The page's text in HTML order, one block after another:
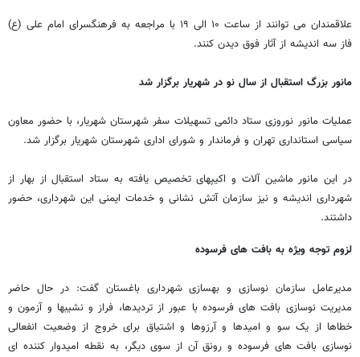
علاقمندان می توانند از ساعت ۱۰ الی ۱۹ با مراجعه به فرهنگسرای امام علی (ع)
فاز سه اندیشه از آثار فوق دیدن کنند.
مانور بزرگ استقبال از سال نو در شهریار برگزار شد
عملیات مانور نوروزی ستاد دائمی تسهیلات سفر شهرستان شهریار، با حضور معاون
سیاسی استانداری تهران و فرماندار و شورای اداری شهرستان شهریار برگزار شد.
در این مانور ماشین آلات و اکیپهای تخصیص یافته به ستاد استقبال از بهار از
شهرداری اندیشه و نیز سازمان آتش نشانی و خدمات ایمنی این شهرداری، حضور
داشتند.
لزوم توجه ویژه به بافت های فرسوده
مدیرعامل سازمان نوسازی و بهسازی شهرداری باغستان گفت: در حال حاضر
مدیریت نوسازی بافت های فرسوده با عبور از تردیدها، فراز و نشیبها و آزمون و
خطاها از یک سو و امیدها و آرزوها و اشتیاق برای خروج از وضعیت انفعالی
نوسازی بافت های فرسوده و رونق آن از سوی دیگر، به نقطه امیدوار کننده ای